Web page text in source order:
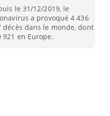
le 31/12/2019, le
a provoqué 4 436
décès dans le monde, dont
921 en Europe.